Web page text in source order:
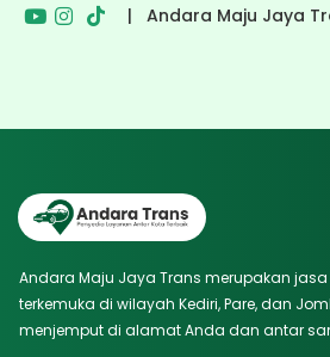
| Andara Maju Jaya
Andara Maju Jaya Trans merupakan
terkemuka di wilayah Kediri, Pare, dan
menjemput di alamat Anda dan antar